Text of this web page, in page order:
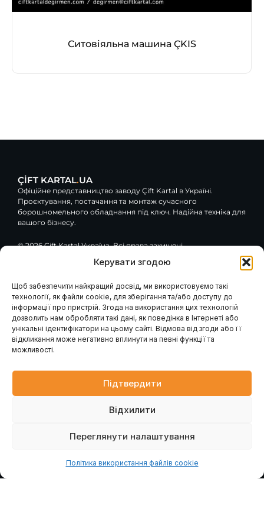
Керувати згодою
Щоб забезпечити найкращий досвід, ми використовуємо такі
технології, як файли cookie, для зберігання та/або доступу до
інформації про пристрій. Згода на використання цих технологій
дозволить нам обробляти такі дані, як поведінка в Інтернеті або
унікальні ідентифікатори на цьому сайті. Відмова від згоди або її
відкликання може негативно вплинути на певні функції та
можливості.
Підтвердити
Відхилити
Переглянути налаштування
Політика використання файлів cookie
Ситовіяльна машина ÇKIS
ÇİFT KARTAL.UA
Офіційне представництво заводу Çift Kartal в Україні.
Проєктування, постачання та монтаж сучасного
борошномельного обладнання під ключ. Надійна техніка для
вашого бізнесу.
© 2026 Çift Kartal Україна. Всі права захищені.
c
e
b
o
o
k
-
f
u
t
u
b
e
o
g
l
e
Навігація
Каталог обладнання
Про компанію
Наші проєкти
Контакти
Головна
Клієнтам / Послуги
Гарантія та сервіс
Модернізація вашого
млина
Консультація інженера
Проєктування млинів
Контакти
вул. Петра Лубенського, 47, м. Лубни, Полтавська обл.,